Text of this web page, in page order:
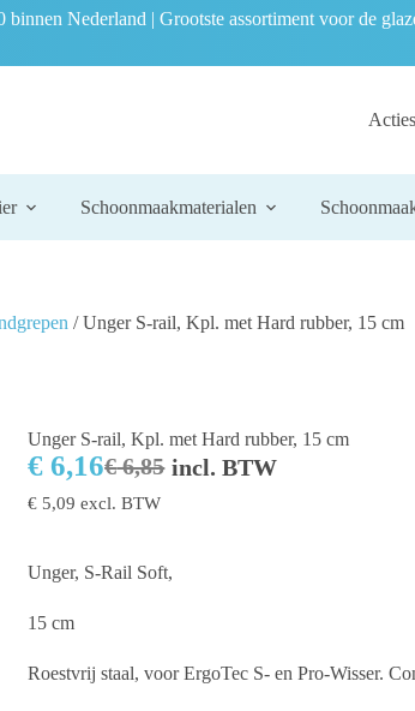
binnen Nederland | Grootste assortiment voor de
Acties
Schoonmaakmaterialen
/ Unger S-rail, Kpl. met Hard rubber, 15 cm
Unger S-rail, Kpl. met Hard rubber, 15 cm
€6,85
€ 6,16 incl. BTW
€ 5,09 excl. BTW
Unger, S-Rail Soft,
15 cm
Roestvrij staal, voor ErgoTec S- en Pro-Wisser.